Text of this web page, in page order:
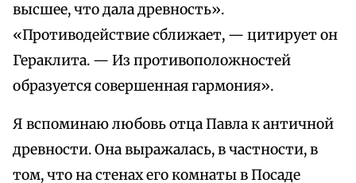
высшее, что дала древность».
«Противодействие сближает, — цитирует он
Гераклита. — Из противоположностей
образуется совершенная гармония».
Я вспоминаю любовь отца Павла к античной
древности. Она выражалась, в частности, в
том, что на стенах его комнаты в Посаде